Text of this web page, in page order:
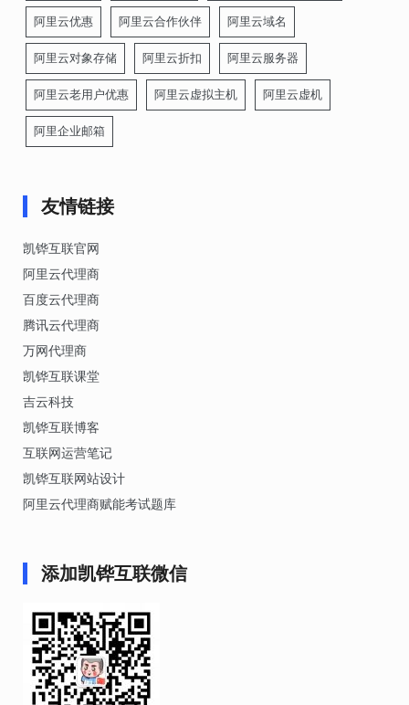
阿里云优惠 阿里云合作伙伴 阿里云域名
阿里云对象存储 阿里云折扣 阿里云服务器
阿里云老用户优惠 阿里云虚拟主机 阿里云虚机
阿里企业邮箱
友情链接
凯铧互联官网
阿里云代理商
百度云代理商
腾讯云代理商
万网代理商
凯铧互联课堂
吉云科技
凯铧互联博客
互联网运营笔记
凯铧互联网站设计
阿里云代理商赋能考试题库
添加凯铧互联微信